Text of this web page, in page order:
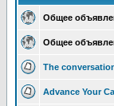
Общее
Общее
The
Advance Your